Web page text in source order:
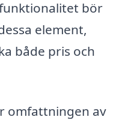
bör
element,
både pris och
omfattningen av